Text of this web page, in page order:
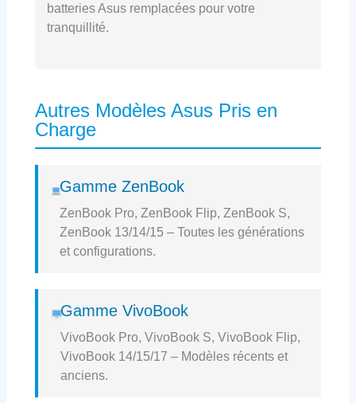
batteries Asus remplacées pour votre
tranquillité.
Autres Modèles Asus Pris en
Charge
Gamme ZenBook
ZenBook Pro, ZenBook Flip, ZenBook S,
ZenBook 13/14/15 – Toutes les générations
et configurations.
Gamme VivoBook
VivoBook Pro, VivoBook S, VivoBook Flip,
VivoBook 14/15/17 – Modèles récents et
anciens.